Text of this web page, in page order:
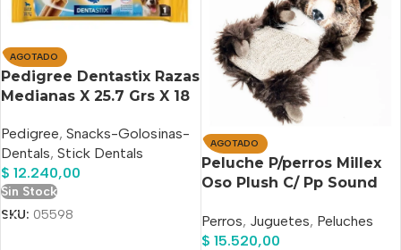
AGOTADO
Pedigree Dentastix Razas
Medianas X 25.7 Grs X 18
Pedigree, Snacks-Golosinas-
Dentals, Stick Dentals
$ 12.240,00
Sin Stock
SKU: 05598
AGOTADO
Peluche P/perros Millex
Oso Plush C/ Pp Sound
Perros, Juguetes, Peluches
$ 15.520,00